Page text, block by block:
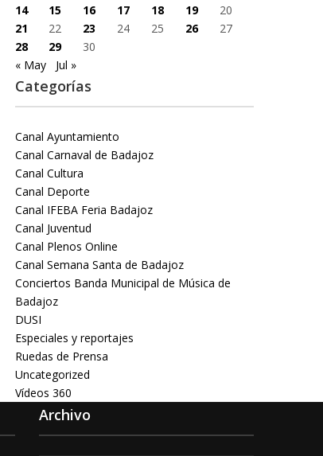
14
15 16 17 18 19
20
21
22 23 24 25 26
27
28
29
30
« May
Jul »
Categorías
Canal Ayuntamiento
Canal Carnaval de Badajoz
Canal Cultura
Canal Deporte
Canal IFEBA Feria Badajoz
Canal Juventud
Canal Plenos Online
Canal Semana Santa de Badajoz
Conciertos Banda Municipal de Música de
Badajoz
DUSI
Especiales y reportajes
Ruedas de Prensa
Uncategorized
Vídeos 360
Archivo